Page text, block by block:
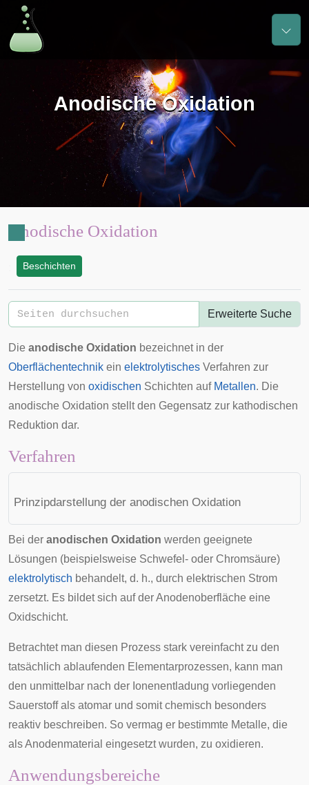
Anodische Oxidation
Anodische Oxidation
Beschichten
Erweiterte Suche
Die anodische Oxidation bezeichnet in der
Oberflächentechnik ein elektrolytisches Verfahren zur
Herstellung von oxidischen Schichten auf Metallen. Die
anodische Oxidation stellt den Gegensatz zur kathodischen
Reduktion dar.
Verfahren
Prinzipdarstellung der anodischen Oxidation
Bei der anodischen Oxidation werden geeignete
Lösungen (beispielsweise Schwefel- oder Chromsäure)
elektrolytisch behandelt, d. h., durch elektrischen Strom
zersetzt. Es bildet sich auf der Anodenoberfläche eine
Oxidschicht.
Betrachtet man diesen Prozess stark vereinfacht zu den
tatsächlich ablaufenden Elementarprozessen, kann man
den unmittelbar nach der Ionenentladung vorliegenden
Sauerstoff als atomar und somit chemisch besonders
reaktiv beschreiben. So vermag er bestimmte Metalle, die
als Anodenmaterial eingesetzt wurden, zu oxidieren.
Anwendungsbereiche